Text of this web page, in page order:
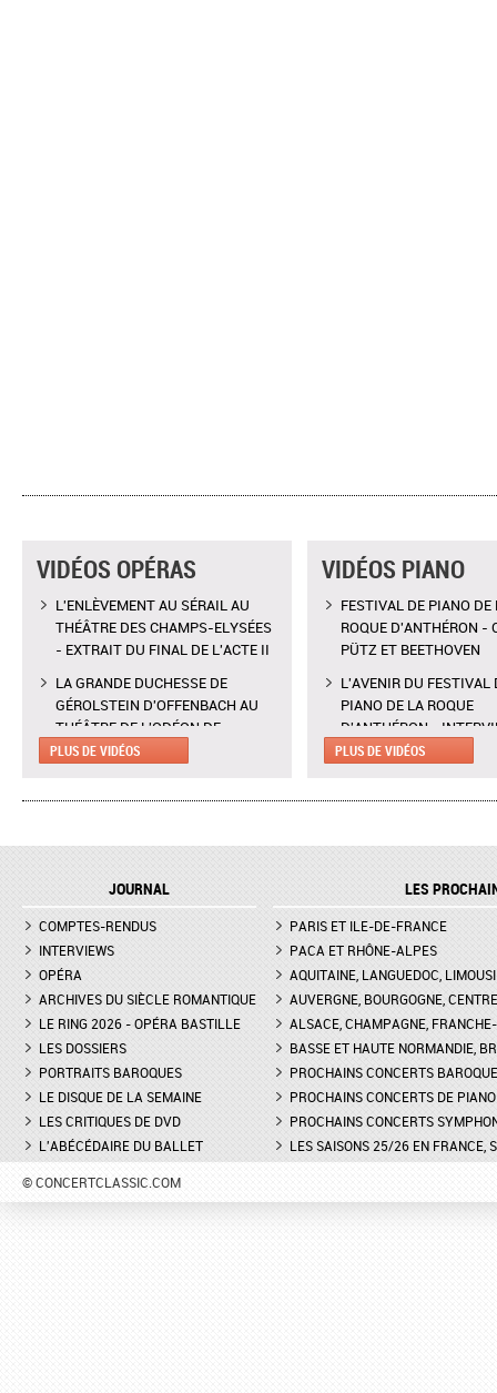
VIDÉOS OPÉRAS
L'ENLÈVEMENT AU SÉRAIL AU
THÉÂTRE DES CHAMPS-ELYSÉES
- EXTRAIT DU FINAL DE L'ACTE II
LA GRANDE DUCHESSE DE
GÉROLSTEIN D'OFFENBACH AU
THÉÂTRE DE L'ODÉON DE
MARSEILLE - EXTRAIT DE "AH !
L'ENLÈVEMENT AU SÉRAIL AU
- INTERVIEW DE MANON
LA GRANDE DUCHESSE DE
GÉROLSTEIN D'OFFENBACH AU
THÉÂTRE DE L'ODÉON DE
MARSEILLE - INTERVIEW D'YVES
COUDRAY, METTEUR EN SCÈN
DON GIOVANNI À L'OPÉRA DE
MONTPELLIER - EXTRAIT DE
"TREMA, TREMA, O SCELLERATO!"
PLUS DE VIDÉOS
VIDÉOS PIANO
FESTIVAL DE PIANO DE
ROQUE D'ANTHÉRON -
PÜTZ ET BEETHOVEN
L'AVENIR DU FESTIVAL
PIANO DE LA ROQUE
D'ANTHÉRON -
CLAIRE DÉSERT, CO-
MARTINA MEOLA
BUNIATISHVILI AU
D'ANTHÉRON
FESTIVAL DE PIANO DE
ROQUE D'ANTHÉON -
DE LA PRÉSENTATION
PIANOS
FESTIVAL CHOPIN À
INTERVIEW DE CLAIRE-
GUAY
PLUS DE VIDÉOS
JOURNAL
COMPTES-RENDUS
INTERVIEWS
OPÉRA
ARCHIVES DU SIÈCLE ROMANTIQUE
LE RING 2026 - OPÉRA BASTILLE
LES DOSSIERS
PORTRAITS BAROQUES
LE DISQUE DE LA SEMAINE
LES CRITIQUES DE DVD
L'ABÉCÉDAIRE DU BALLET
LES
PARIS ET ILE-DE-FRANCE
PACA ET RHÔNE-ALPES
AQUITAINE, LANGUEDOC,
AUVERGNE, BOURGOGNE, CENTRE
ALSACE, CHAMPAGNE,
BASSE ET HAUTE NORMANDIE,
PROCHAINS CONCERTS
PROCHAINS CONCERTS DE PIANO
PROCHAINS CONCERTS
LES SAISONS 25/26 EN FRANCE,
© CONCERTCLASSIC.COM